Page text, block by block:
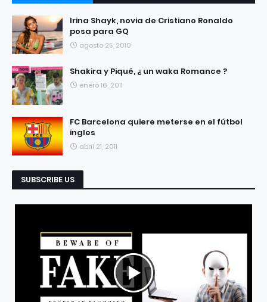
RECIENTES
Irina Shayk, novia de Cristiano Ronaldo
posa para GQ
agosto 25, 2010
Shakira y Piqué, ¿ un waka Romance ?
enero 16, 2011
FC Barcelona quiere meterse en el fútbol
ingles
abril 21, 2011
SUBSCRIBE US